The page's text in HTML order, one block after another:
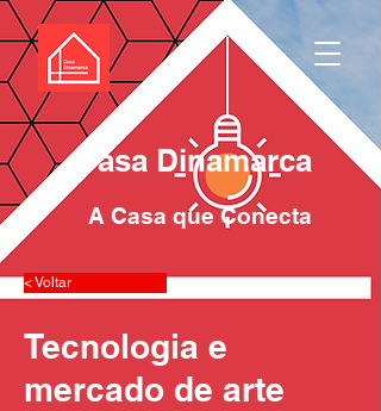
Casa Dinamarca
A Casa que Conecta
< Voltar
Tecnologia e
mercado de arte